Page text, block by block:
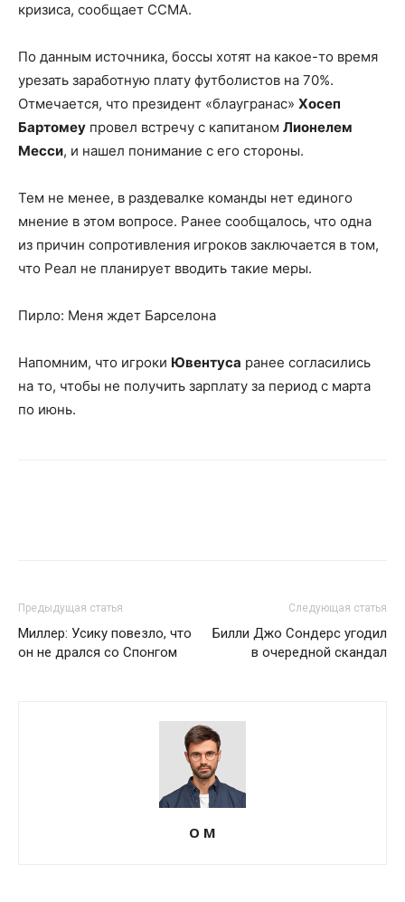
кризиса, сообщает CCMA.
По данным источника, боссы хотят на какое-то время
урезать заработную плату футболистов на 70%.
Отмечается, что президент «блаугранас» Хосеп
Бартомеу провел встречу с капитаном Лионелем
Месси, и нашел понимание с его стороны.
Тем не менее, в раздевалке команды нет единого
мнение в этом вопросе. Ранее сообщалось, что одна
из причин сопротивления игроков заключается в том,
что Реал не планирует вводить такие меры.
Пирло: Меня ждет Барселона
Напомним, что игроки Ювентуса ранее согласились
на то, чтобы не получить зарплату за период с марта
по июнь.
Предыдущая статья
Миллер: Усику повезло, что
он не дрался со Спонгом
Следующая статья
Билли Джо Сондерс угодил
в очередной скандал
О М